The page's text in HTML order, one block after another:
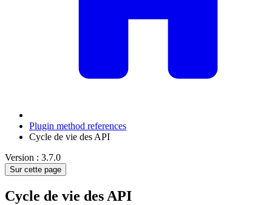
Plugin method references
Cycle de vie des API
Version : 3.7.0
Sur cette page
Cycle de vie des API